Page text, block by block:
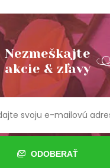
Nezmeškajte
akcie & zľavy
ODOBERAŤ